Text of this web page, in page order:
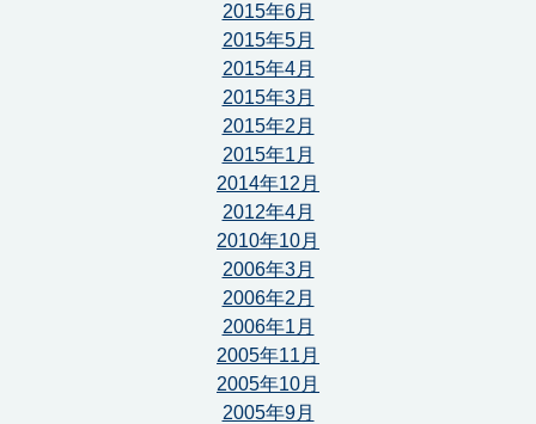
2015年6月
2015年5月
2015年4月
2015年3月
2015年2月
2015年1月
2014年12月
2012年4月
2010年10月
2006年3月
2006年2月
2006年1月
2005年11月
2005年10月
2005年9月